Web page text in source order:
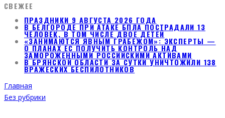
СВЕЖЕЕ
ПРАЗДНИКИ 9 АВГУСТА 2026 ГОДА
В БЕЛГОРОДЕ ПРИ АТАКЕ БПЛА ПОСТРАДАЛИ 13
ЧЕЛОВЕК, В ТОМ ЧИСЛЕ ДВОЕ ДЕТЕЙ
«ЗАНИМАЮТСЯ ЯВНЫМ ГРАБЕЖОМ»: ЭКСПЕРТЫ —
О ПЛАНАХ ЕС ПОЛУЧИТЬ КОНТРОЛЬ НАД
ЗАМОРОЖЕННЫМИ РОССИЙСКИМИ АКТИВАМИ
В БРЯНСКОЙ ОБЛАСТИ ЗА СУТКИ УНИЧТОЖИЛИ 138
ВРАЖЕСКИХ БЕСПИЛОТНИКОВ
Главная
Без рубрики